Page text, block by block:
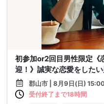
初参加or2回目男性限定《
迎！》誠実な恋愛をした
郡山市 | 8月9日(日)
受付終了まで18時間